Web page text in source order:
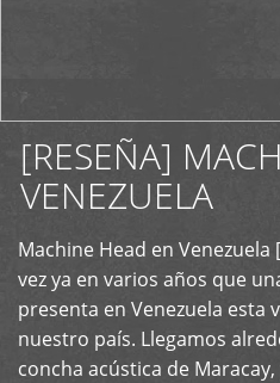
[RESEÑA]
VENEZUELA
Machine Head en Venezuela
vez ya en varios años que
presenta en Venezuela esta
nuestro país. Llegamos
concha acústica de